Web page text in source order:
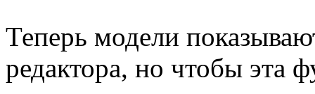
Теперь модели
редактора, но чтобы эта